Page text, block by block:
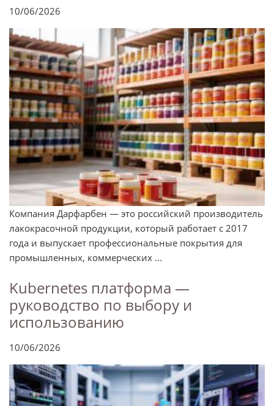
10/06/2026
Компания Дарфарбен — это российский производитель
лакокрасочной продукции, который работает с 2017
года и выпускает профессиональные покрытия для
промышленных, коммерческих ...
Kubernetes платформа —
руководство по выбору и
использованию
10/06/2026